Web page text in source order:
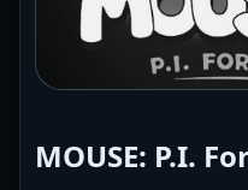
MOUSE: P.I.